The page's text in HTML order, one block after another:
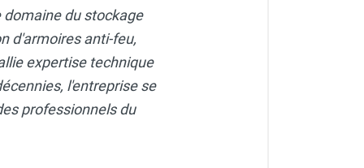
du stockage
d'armoires anti-feu,
expertise technique
l'entreprise se
professionnels du